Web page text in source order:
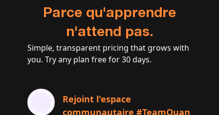
Parce qu'apprendre
n'attend pas.
Simple, transparent pricing that grows with
you. Try any plan free for 30 days.
Rejoint l'espace
communautaire #TeamQuan